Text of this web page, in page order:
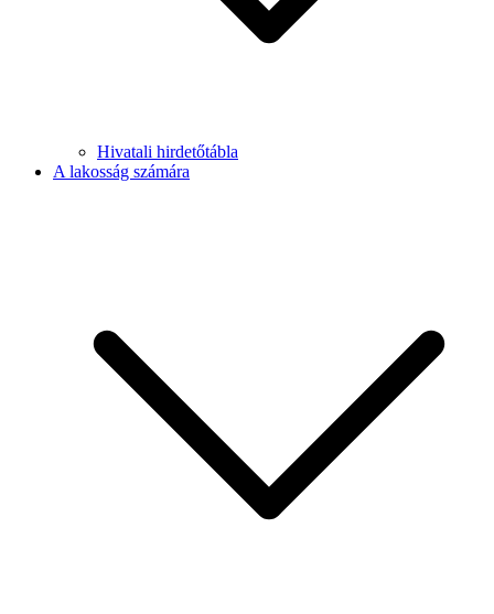
Hivatali hirdetőtábla
A lakosság számára